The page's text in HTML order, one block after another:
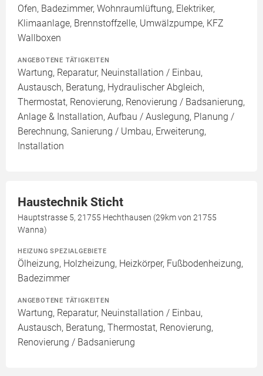
Ofen, Badezimmer, Wohnraumlüftung, Elektriker,
Klimaanlage, Brennstoffzelle, Umwälzpumpe, KFZ
Wallboxen
ANGEBOTENE TÄTIGKEITEN
Wartung, Reparatur, Neuinstallation / Einbau,
Austausch, Beratung, Hydraulischer Abgleich,
Thermostat, Renovierung, Renovierung / Badsanierung,
Anlage & Installation, Aufbau / Auslegung, Planung /
Berechnung, Sanierung / Umbau, Erweiterung,
Installation
Haustechnik Sticht
Hauptstrasse 5, 21755 Hechthausen (29km von 21755
Wanna)
HEIZUNG SPEZIALGEBIETE
Ölheizung, Holzheizung, Heizkörper, Fußbodenheizung,
Badezimmer
ANGEBOTENE TÄTIGKEITEN
Wartung, Reparatur, Neuinstallation / Einbau,
Austausch, Beratung, Thermostat, Renovierung,
Renovierung / Badsanierung